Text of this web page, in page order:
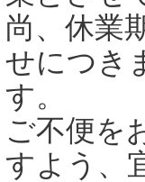
尚、休業
せにつき
す。
ご不便を
すよう、